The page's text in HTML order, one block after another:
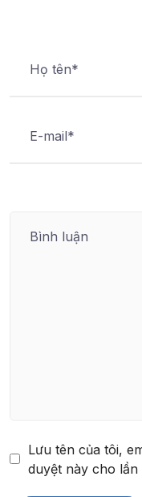
Lưu tên của tôi,
duyệt này cho